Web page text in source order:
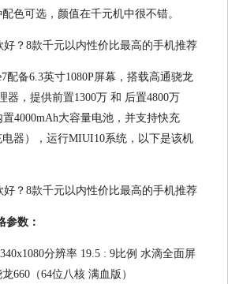
色可选，颜值在千元机中很不错。
配备6.3英寸1080P屏幕，搭载高通骁龙
器，提供前置1300万 和 后置4800万
4000mAh大容量电池，并支持快充
电器），运行MIUI10系统，以下是该机
参数：
分辨率 19.5 : 9比例 水滴全面屏
660（64位八核 满血版）